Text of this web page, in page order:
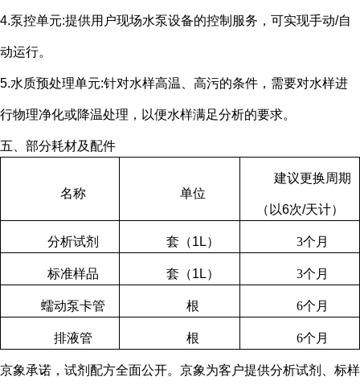
4.泵控单元:提供用户现场水泵设备的控制服务，可实现手动/自
动运行。
5.水质预处理单元:针对水样高温、高污的条件，需要对水样进
行物理净化或降温处理，以便水样满足分析的要求。
五、部分耗材及配件
名称 单位
建议更换周期
（以6次/天计）
分析试剂 套（1L） 3个月
标准样品 套（1L） 3个月
蠕动泵卡管 根 6个月
排液管 根 6个月
京象承诺，试剂配方全面公开。京象为客户提供分析试剂、标样